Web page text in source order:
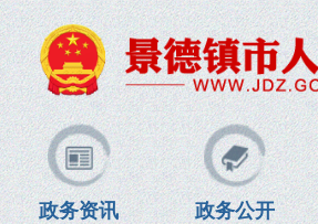
政务资讯 政务公开